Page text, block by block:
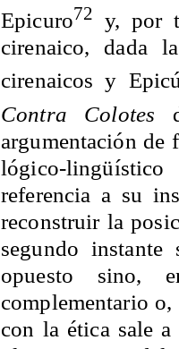
Epicuro72 y, por
cirenaico, dada
cirenaicos y
Contra Colotes
argumentación de
lógico-
referencia a su
reconstruir la
segundo
opuesto sino,
complementario
con la ética sale